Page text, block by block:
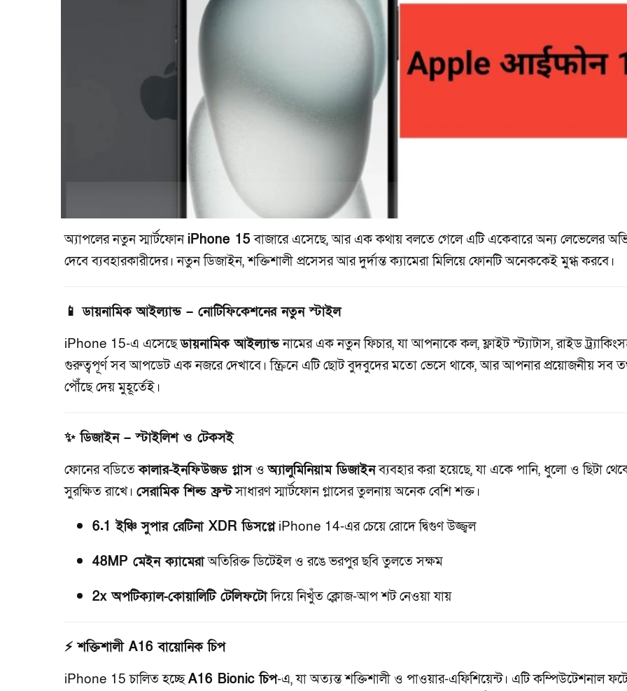
অ্যাপলের নতুন স্মার্টফোনiPhone 15 বাজারে এসেছে, আর এক কথায় বলতে গেলে এটি একেবারে অন্য লেভেলের
দেবে ব্যবহারকারীদের। নতুন ডিজাইন, শক্তিশালী প্রসেসর আর দুর্দান্ত ক্যামেরা মিলিয়ে ফোনটি অনেককেই মুগ্ধ করবে।
📱 ডায়নামিক আইল্যান্ড – নোটিফিকেশনের নতুন স্টাইল
iPhone 15-এ এসেছেডায়নামিক আইল্যান্ডনামের এক নতুন ফিচার, যা আপনাকে কল, ফ্লাইট স্ট্যাটাস, রাইড
গুরুত্বপূর্ণ সব আপডেট এক নজরে দেখাবে। স্ক্রিনে এটি ছোট বুদবুদের মতো ভেসে থাকে, আর আপনার প্রয়োজনীয় সব
পৌঁছে দেয় মুহূর্তেই।
✨ ডিজাইন – স্টাইলিশ ও টেকসই
ফোনের বডিতেকালার-ইনফিউজড গ্লাসওঅ্যালুমিনিয়াম ডিজাইনব্যবহার করা হয়েছে, যা একে পানি, ধুলো ও ছিটা
সুরক্ষিত রাখে। সেরামিক শিল্ড ফ্রন্টসাধারণ স্মার্টফোন গ্লাসের তুলনায় অনেক বেশি শক্ত।
6.1 ইঞ্চি সুপার রেটিনা XDR ডিসপ্লেiPhone 14-এর চেয়ে রোদে দ্বিগুণ উজ্জ্বল
48MP মেইন ক্যামেরাঅতিরিক্ত ডিটেইল ও রঙে ভরপুর ছবি তুলতে সক্ষম
2x অপটিক্যাল-কোয়ালিটি টেলিফটোদিয়ে নিখুঁত ক্লোজ-আপ শট নেওয়া যায়
⚡ শক্তিশালী A16 বায়োনিক চিপ
iPhone 15 চালিত হচ্ছেA16 Bionic চিপ-এ, যা অত্যন্ত শক্তিশালী ও পাওয়ার-এফিশিয়েন্ট। এটি কম্পিউটেশনাল